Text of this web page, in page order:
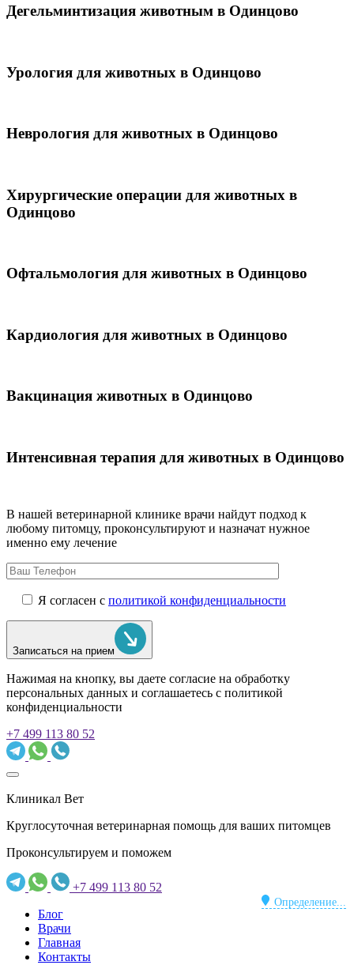
Дегельминтизация животным в Одинцово
Урология для животных в Одинцово
Неврология для животных в Одинцово
Хирургические операции для животных в
Одинцово
Офтальмология для животных в Одинцово
Кардиология для животных в Одинцово
Вакцинация животных в Одинцово
Интенсивная терапия для животных в Одинцово
В нашей ветеринарной клинике врачи найдут подход к
любому питомцу, проконсультируют и назначат нужное
именно ему лечение
Я согласен с политикой конфиденциальности
Записаться на прием
Нажимая на кнопку, вы даете согласие на обработку
персональных данных и соглашаетесь c политикой
конфиденциальности
+7 499 113 80 52
Клиникал Вет
Круглосуточная ветеринарная помощь для ваших питомцев
Проконсультируем и поможем
+7 499 113 80 52
Определение...
Блог
Врачи
Главная
Контакты